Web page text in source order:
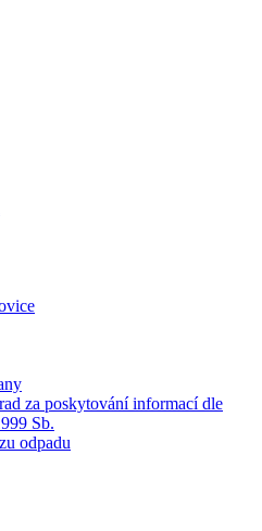
za poskytování informací dle
Sb.
odpadu